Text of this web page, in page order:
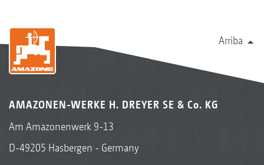
Arriba
AMAZONEN-WERKE H. DREYER SE & Co. KG
Am Amazonenwerk 9-13
D-49205 Hasbergen - Germany